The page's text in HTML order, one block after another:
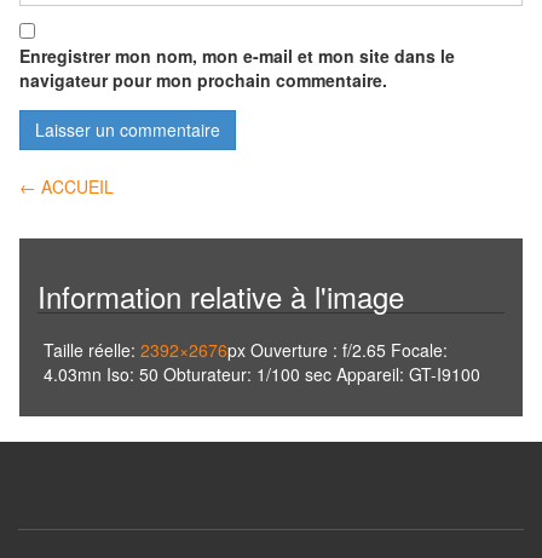
Enregistrer mon nom, mon e-mail et mon site dans le
navigateur pour mon prochain commentaire.
Navigation
articles
← ACCUEIL
Information relative à l'image
Taille réelle: 2392×2676px Ouverture : f/2.65 Focale:
4.03mn Iso: 50 Obturateur: 1/100 sec Appareil: GT-I9100